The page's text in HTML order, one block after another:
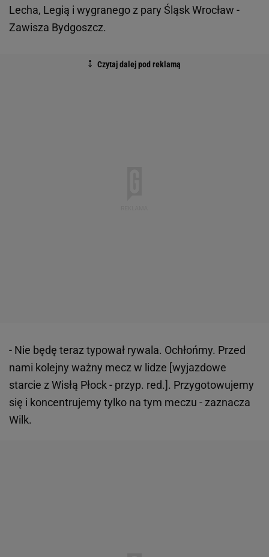
Lecha, Legią i wygranego z pary Śląsk Wrocław -
Zawisza Bydgoszcz.
- Nie będę teraz typował rywala. Ochłońmy. Przed
nami kolejny ważny mecz w lidze [wyjazdowe
starcie z Wisłą Płock - przyp. red.]. Przygotowujemy
się i koncentrujemy tylko na tym meczu - zaznacza
Wilk.